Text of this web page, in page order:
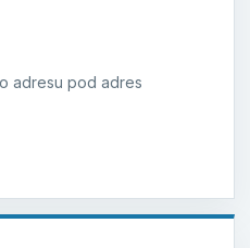
adresu pod adres